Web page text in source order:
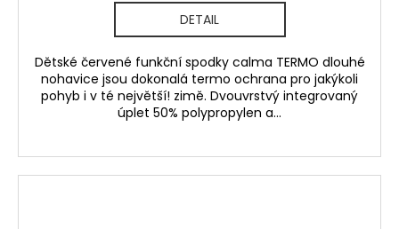
DETAIL
Dětské červené funkční spodky calma TERMO dlouhé
nohavice jsou dokonalá termo ochrana pro jakýkoli
pohyb i v té největší! zimě. Dvouvrstvý integrovaný
úplet 50% polypropylen a...